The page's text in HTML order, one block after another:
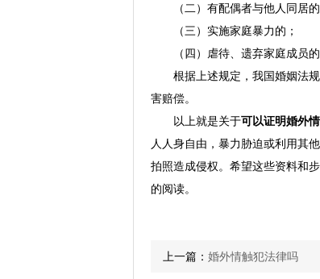
（二）有配偶者与他人同居的
（三）实施家庭暴力的；
（四）虐待、遗弃家庭成员的
根据上述规定，我国婚姻法规
害赔偿。
以上就是关于可以证明婚外
人人身自由，暴力胁迫或利用其
拍照造成侵权。希望这些资料和
的阅读。
上一篇： 婚外情触犯法律吗